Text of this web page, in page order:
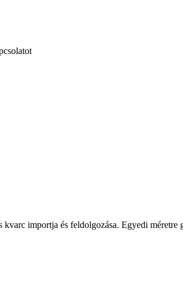
importja és feldolgozása. Egyedi